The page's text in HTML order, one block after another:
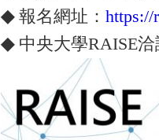
◆ 報名網址： https://
◆ 中央大學RAISE